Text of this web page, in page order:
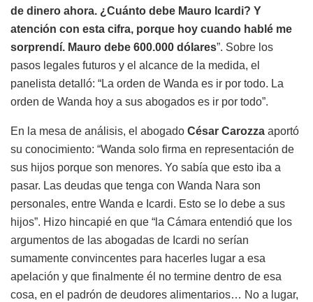
de dinero ahora. ¿Cuánto debe Mauro Icardi? Y
atención con esta cifra, porque hoy cuando hablé me
sorprendí. Mauro debe 600.000 dólares”. Sobre los
pasos legales futuros y el alcance de la medida, el
panelista detalló: “La orden de Wanda es ir por todo. La
orden de Wanda hoy a sus abogados es ir por todo”.
En la mesa de análisis, el abogado César Carozza aportó
su conocimiento: “Wanda solo firma en representación de
sus hijos porque son menores. Yo sabía que esto iba a
pasar. Las deudas que tenga con Wanda Nara son
personales, entre Wanda e Icardi. Esto se lo debe a sus
hijos”. Hizo hincapié en que “la Cámara entendió que los
argumentos de las abogadas de Icardi no serían
sumamente convincentes para hacerles lugar a esa
apelación y que finalmente él no termine dentro de esa
cosa, en el padrón de deudores alimentarios… No a lugar,